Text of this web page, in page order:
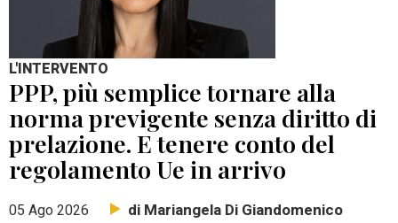
L'INTERVENTO
PPP, più semplice tornare alla
norma previgente senza diritto di
prelazione. E tenere conto del
regolamento Ue in arrivo
05 Ago 2026 di Mariangela Di Giandomenico